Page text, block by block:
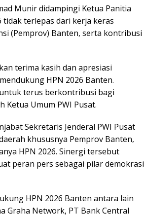
Munir didampingi Ketua Panitia
tidak terlepas dari kerja keras
(Pemprov) Banten, serta kontribusi
terima kasih dan apresiasi
HPN 2026 Banten.
terus berkontribusi bagi
Ketua Umum PWI Pusat.
Sekretaris Jenderal PWI Pusat
khususnya Pemprov Banten,
HPN 2026. Sinergi tersebut
peran pers sebagai pilar demokrasi
HPN 2026 Banten antara lain
Graha Network, PT Bank Central